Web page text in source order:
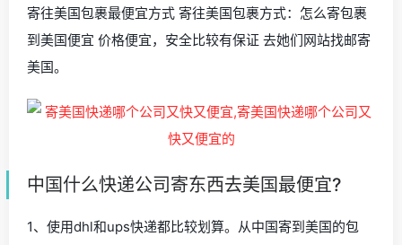
寄往美国包裹最便宜方式 寄往美国包裹方式：怎么寄包裹
到美国便宜 价格便宜，安全比较有保证 去她们网站找邮寄
美国。
中国什么快递公司寄东西去美国最便宜?
1、使用dhl和ups快递都比较划算。从中国寄到美国的包